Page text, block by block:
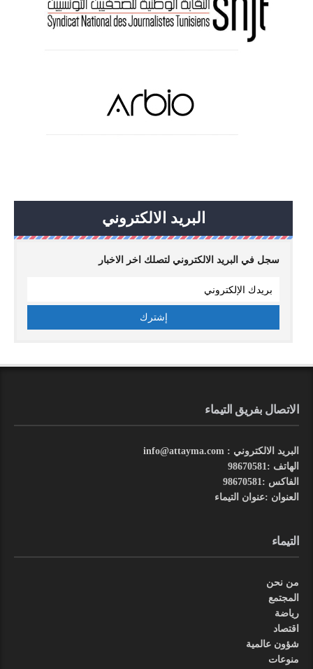
البريد الالكتروني
سجل في البريد الالكتروني لتصلك اخر الاخبار
الاتصال بفريق التيماء
البريد الالكتروني : info@attayma.com
الهاتف :98670581
الفاكس :98670581
العنوان :عنوان التيماء
التيماء
من نحن
المجتمع
رياضة
اقتصاد
شؤون عالمية
منوعات